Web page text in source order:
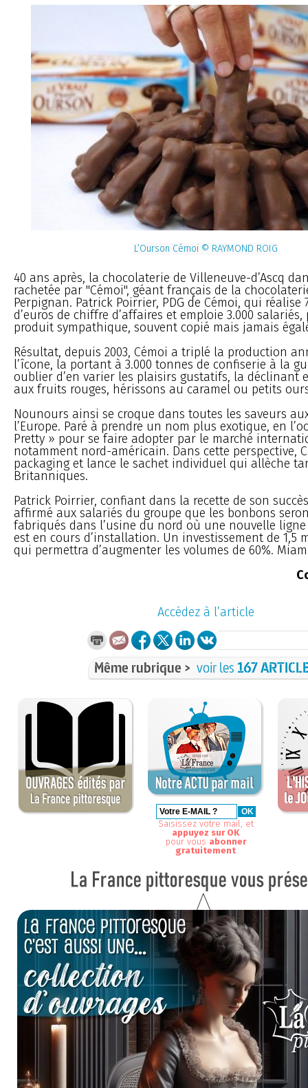
L’Ourson Cémoi © RAYMOND ROIG
40 ans après, la chocolaterie de Villeneuve-d’Ascq
rachetée par "Cémoi", géant français de la
Perpignan. Patrick Poirrier, PDG de Cémoi, qui réalise
d’euros de chiffre d’affaires et emploie 3.000 salariés,
produit sympathique, souvent copié mais jamais
Résultat, depuis 2003, Cémoi a triplé la production
l’îcone, la portant à 3.000 tonnes de confiserie à la
oublier d’en varier les plaisirs gustatifs, la déclinant
aux fruits rouges, hérissons au caramel ou petits
Nounours ainsi se croque dans toutes les saveurs
l’Europe. Paré à prendre un nom plus exotique, en
Pretty » pour se faire adopter par le marché
notamment nord-américain. Dans cette perspective,
packaging et lance le sachet individuel qui allèche
Britanniques.
Patrick Poirrier, confiant dans la recette de son
affirmé aux salariés du groupe que les bonbons
fabriqués dans l’usine du nord où une nouvelle
est en cours d’installation. Un investissement de 1,5
qui permettra d’augmenter les volumes de 60%.
Accédez à l’article
Même rubrique > voir les 167
Saisissez votre mail, et
appuyez sur OK
pour vous abonner
gratuitement